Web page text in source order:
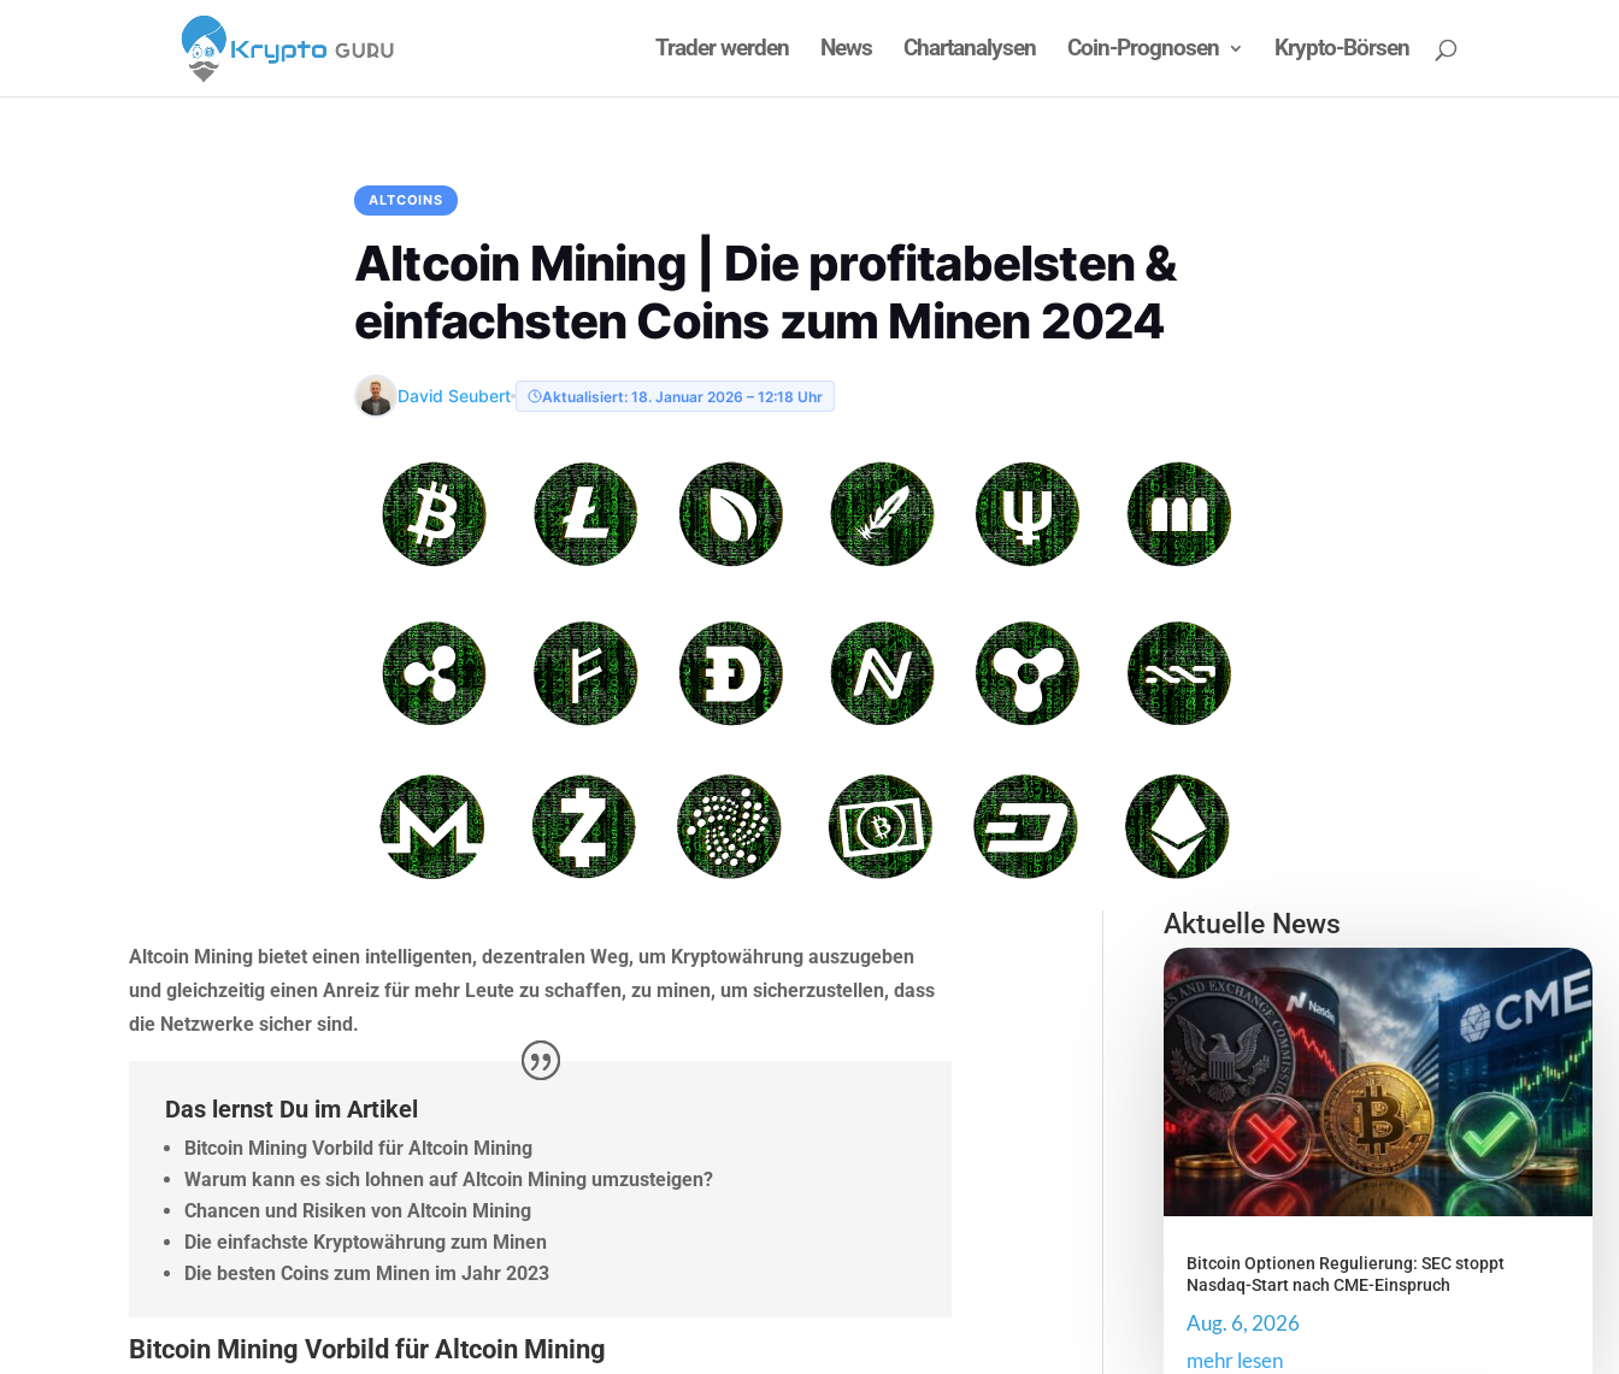
Trader werden News Chartanalysen Coin-Prognosen Krypto-Börsen
ALTCOINS
Altcoin Mining | Die profitabelsten &
einfachsten Coins zum Minen 2024
David Seubert Aktualisiert: 18. Januar 2026 – 12:18 Uhr
Altcoin Mining bietet einen intelligenten, dezentralen Weg, um Kryptowährung auszugeben
und gleichzeitig einen Anreiz für mehr Leute zu schaffen, zu minen, um sicherzustellen, dass
die Netzwerke sicher sind.
Das lernst Du im Artikel
Bitcoin Mining Vorbild für Altcoin Mining
Warum kann es sich lohnen auf Altcoin Mining umzusteigen?
Chancen und Risiken von Altcoin Mining
Die einfachste Kryptowährung zum Minen
Die besten Coins zum Minen im Jahr 2023
Bitcoin Mining Vorbild für Altcoin Mining
Aktuelle News
Bitcoin Optionen Regulierung: SEC stoppt
Nasdaq-Start nach CME-Einspruch
Aug. 6, 2026
mehr lesen